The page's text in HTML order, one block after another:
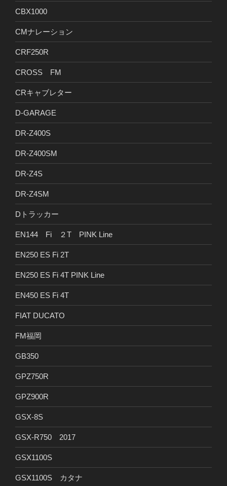
CBX1000
CMナレーション
CRF250R
CROSS FM
CRキャブレター
D-GARAGE
DR-Z400S
DR-Z400SM
DR-Z4S
DR-Z4SM
Dトラッカー
EN144 Fi ２T PINK Line
EN250 ES Fi 2T
EN250 ES Fi 4T PINK Line
EN450 ES Fi 4T
FIAT DUCATO
FM福岡
GB350
GPZ750R
GPZ900R
GSX-8S
GSX-R750 2017
GSX1100S
GSX1100S カタナ